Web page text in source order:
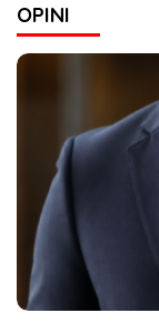
OPINI